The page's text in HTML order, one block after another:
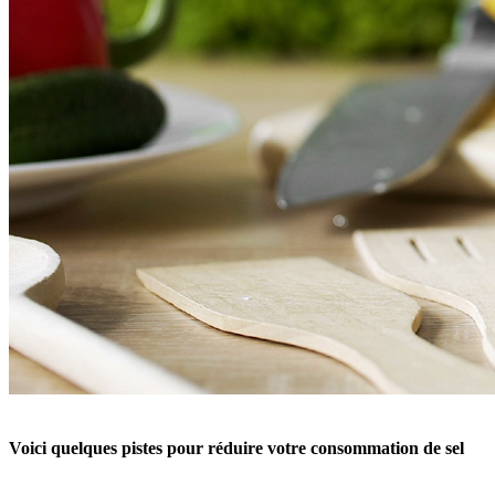
Voici quelques pistes pour réduire votre consommation de sel